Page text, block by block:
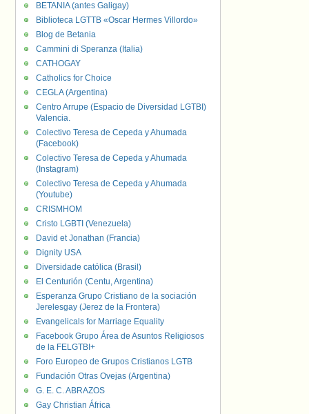
BETANIA (antes Galigay)
Biblioteca LGTTB «Oscar Hermes Villordo»
Blog de Betania
Cammini di Speranza (Italia)
CATHOGAY
Catholics for Choice
CEGLA (Argentina)
Centro Arrupe (Espacio de Diversidad LGTBI)
Valencia.
Colectivo Teresa de Cepeda y Ahumada
(Facebook)
Colectivo Teresa de Cepeda y Ahumada
(Instagram)
Colectivo Teresa de Cepeda y Ahumada
(Youtube)
CRISMHOM
Cristo LGBTI (Venezuela)
David et Jonathan (Francia)
Dignity USA
Diversidade católica (Brasil)
El Centurión (Centu, Argentina)
Esperanza Grupo Cristiano de la sociación
Jerelesgay (Jerez de la Frontera)
Evangelicals for Marriage Equality
Facebook Grupo Área de Asuntos Religiosos
de la FELGTBI+
Foro Europeo de Grupos Cristianos LGTB
Fundación Otras Ovejas (Argentina)
G. E. C. ABRAZOS
Gay Christian África